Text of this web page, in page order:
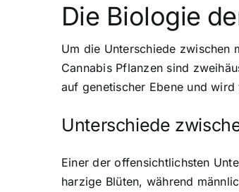
Die Biologie
Um die Unterschiede zwischen
Cannabis Pflanzen sind
auf genetischer Ebene und
Unterschiede
Einer der offensichtlichsten
harzige Blüten, während